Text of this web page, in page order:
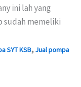
ini lah yang
sudah memeliki
SYT KSB, Jual pompa